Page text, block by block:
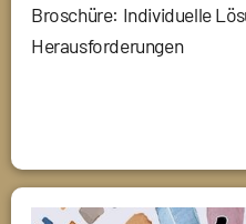
Broschüre: Individuelle
Herausforderungen